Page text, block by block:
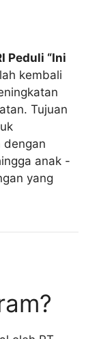
Peduli “Ini
kembali
Tujuan
dengan
anak -
yang